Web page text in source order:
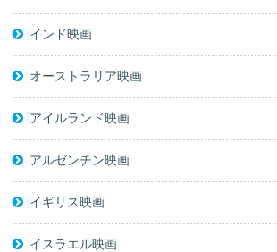
インド映画
オーストラリア映画
アイルランド映画
アルゼンチン映画
イギリス映画
イスラエル映画